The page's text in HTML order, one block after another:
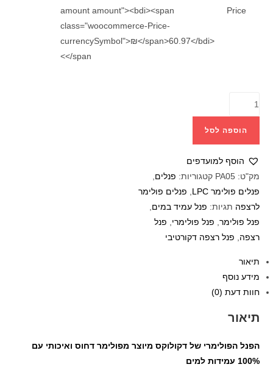
Price
amount amount"><bdi><span
class="woocommerce-Price-
currencySymbol">₪</span>60.97</bdi>
</span>
הוספה לסל
הוסף למועדפים
מק"ט:PA05 קטגוריות: פנלים,
פנלים פולימר LPC
, פנלים פולימר
לרצפה תגיות: פנל עמיד במים,
פנל פולימר, פנל פולימרי, פנל
רצפה, פנל רצפה דקורטיבי
תיאור
מידע נוסף
חוות דעת (0)
תיאור
הפנל הפולימרי של דקולוקס מיוצר מפולימר דחוס ואיכותי עם
100% עמידות למים